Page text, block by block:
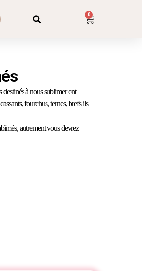
0
à nous sublimer ont
fourchus, ternes, brefs ils
autrement vous devrez